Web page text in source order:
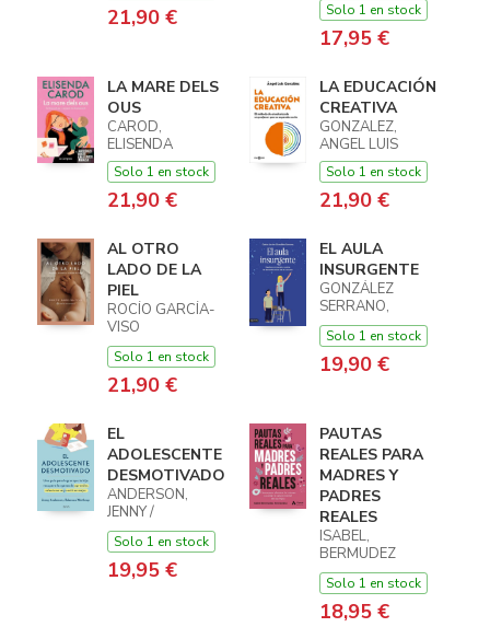
21,90 € Solo 1 en stock
17,95 €
LA MARE DELS
OUS
CAROD,
ELISENDA
Solo 1 en stock
21,90 €
LA EDUCACIÓN
CREATIVA
GONZALEZ,
ANGEL LUIS
Solo 1 en stock
21,90 €
AL OTRO
LADO DE LA
PIEL
ROCÍO GARCÍA-
VISO
@ROCIO.MATRONA,
ROCÍO GARCÍA-
VISO
Solo 1 en stock
21,90 €
EL AULA
INSURGENTE
GONZÁLEZ
SERRANO,
CARLOS JAVIER
Solo 1 en stock
19,90 €
EL
ADOLESCENTE
DESMOTIVADO
ANDERSON,
JENNY /
WINTHROP,
REBECCA
Solo 1 en stock
19,95 €
PAUTAS
REALES PARA
MADRES Y
PADRES
REALES
ISABEL,
BERMUDEZ
HERNANDEZ
Solo 1 en stock
18,95 €